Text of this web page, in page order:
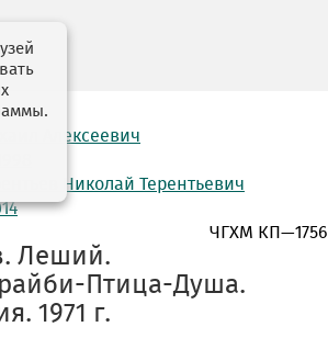
Алексеевич
Николай Терентьевич
ЧГХМ КП—1756
Леший.
Птица-Душа.
1971 г.